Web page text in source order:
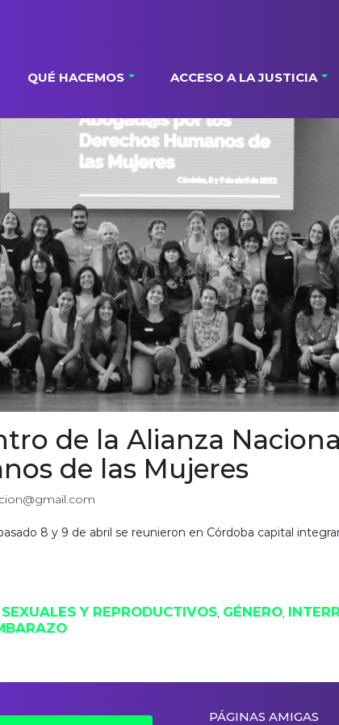
QUÉ HACEMOS ACCESO A LA JUSTICIA
de la Alianza
de las Mujeres
8 y 9 de abril se reunieron en Córdoba capital
Y REPRODUCTIVOS, GÉNERO,
PÁGINAS AMIGAS